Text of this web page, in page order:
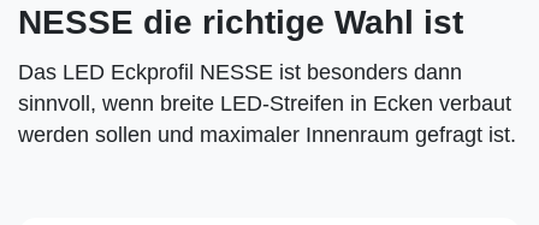
NESSE die richtige Wahl ist
Das LED Eckprofil NESSE ist besonders dann
sinnvoll, wenn breite LED-Streifen in Ecken verbaut
werden sollen und maximaler Innenraum gefragt ist.